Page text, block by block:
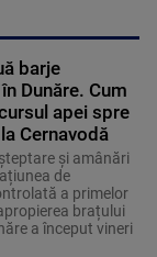
barje
Dunăre. Cum
apei spre
Cernavodă
și amânări
de
a primelor
brațului
a început vineri